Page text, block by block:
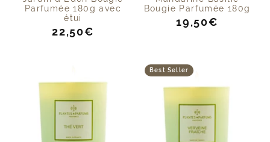
Parfumée 180g avec
étui
Prix
22,50€
Bougie Parfumée 180g
Prix
19,50€
Best Seller